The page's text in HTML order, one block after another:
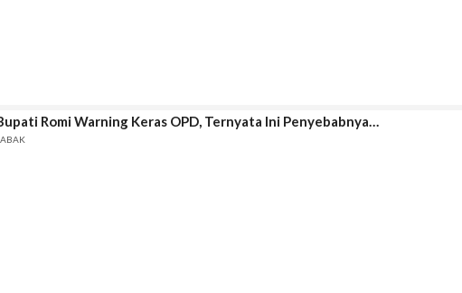
Romi Warning Keras OPD, Ternyata Ini Penyebabnya…